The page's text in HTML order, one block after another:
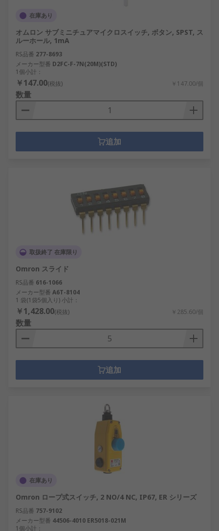
在庫あり
オムロン サブミニチュアマイクロスイッチ, ボタン, SPST, ス
ルーホール, 1mA
RS品番 277-8693
メーカー型番 D2FC-F-7N(20M)(STD)
1個小計：
￥147.00(税抜) ￥147.00/個
数量
追加
取扱終了 在庫限り
Omron スライド
RS品番 616-1066
メーカー型番 A6T-8104
1 袋(1袋5個入り) 小計：
￥1,428.00(税抜) ￥285.60/個
数量
追加
在庫あり
Omron ロープ式スイッチ, 2 NO/4 NC, IP67, ER シリーズ
RS品番 757-9102
メーカー型番 44506-4010 ER5018-021M
1個小計：